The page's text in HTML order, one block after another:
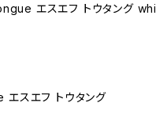
エスエフ トウタング
エフ トウタング